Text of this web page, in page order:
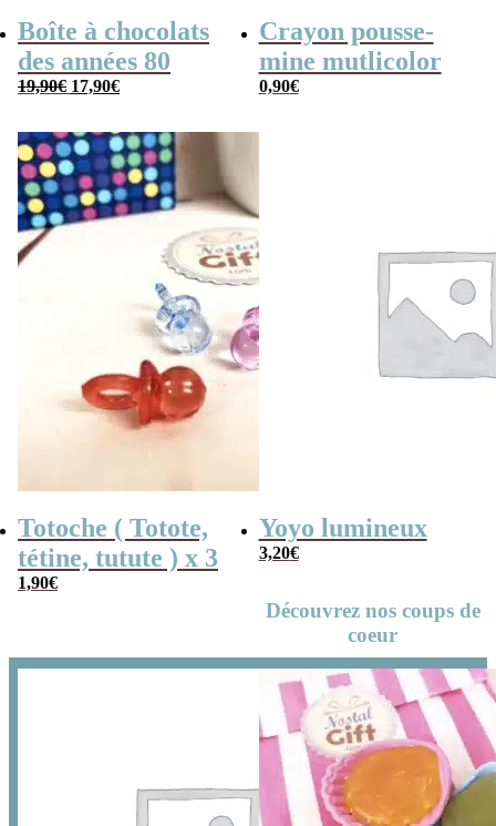
Boîte à chocolats
des années 80
19,90€ Le
prix
19,90€.
17,90€Le
prix
17,90€.
Crayon pousse-
mine mutlicolor
0,90€
Totoche ( Totote,
tétine, tutute ) x 3
1,90€
Yoyo lumineux
3,20€
Découvrez nos coups de
coeur